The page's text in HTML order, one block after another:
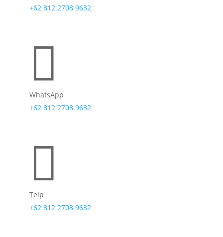
+62 812 2708 9632

WhatsApp
+62 812 2708 9632

Telp
+62 812 2708 9632